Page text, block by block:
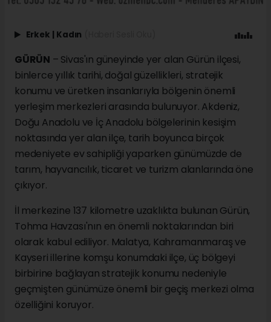
Erkek | Kadın
GÜRÜN – Sivas'ın güneyinde yer alan Gürün ilçesi,
binlerce yıllık tarihi, doğal güzellikleri, stratejik
konumu ve üretken insanlarıyla bölgenin önemli
yerleşim merkezleri arasında bulunuyor. Akdeniz,
Doğu Anadolu ve İç Anadolu bölgelerinin kesişim
noktasında yer alan ilçe, tarih boyunca birçok
medeniyete ev sahipliği yaparken günümüzde de
tarım, hayvancılık, ticaret ve turizm alanlarında öne
çıkıyor.
İl merkezine 137 kilometre uzaklıkta bulunan Gürün,
Tohma Havzası'nın en önemli noktalarından biri
olarak kabul ediliyor. Malatya, Kahramanmaraş ve
Kayseri illerine komşu konumdaki ilçe, üç bölgeyi
birbirine bağlayan stratejik konumu nedeniyle
geçmişten günümüze önemli bir geçiş merkezi olma
özelliğini koruyor.